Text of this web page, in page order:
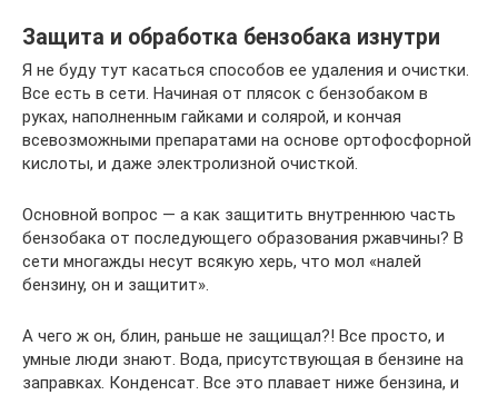
Защита и обработка бензобака изнутри
Я не буду тут касаться способов ее удаления и очистки.
Все есть в сети. Начиная от плясок с бензобаком в
руках, наполненным гайками и солярой, и кончая
всевозможными препаратами на основе ортофосфорной
кислоты, и даже электролизной очисткой.
Основной вопрос — а как защитить внутреннюю часть
бензобака от последующего образования ржавчины? В
сети многажды несут всякую херь, что мол «налей
бензину, он и защитит».
А чего ж он, блин, раньше не защищал?! Все просто, и
умные люди знают. Вода, присутствующая в бензине на
заправках. Конденсат. Все это плавает ниже бензина, и